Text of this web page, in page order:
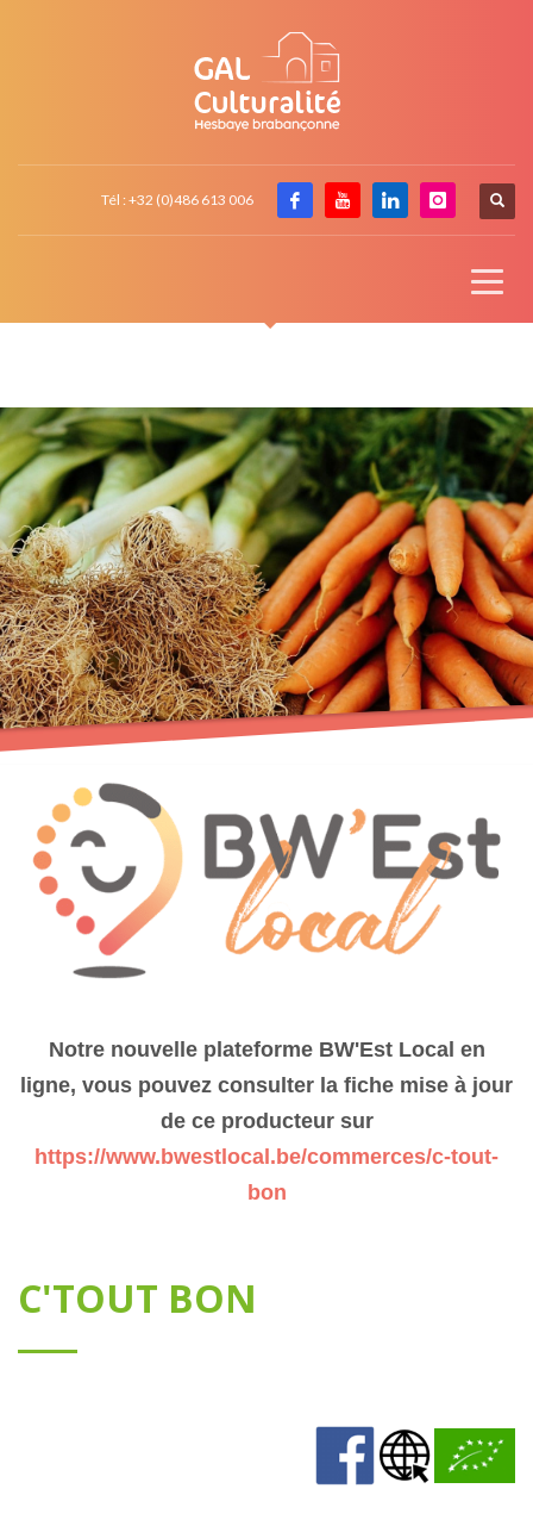
Tél : +32 (0)486 613 006
Notre nouvelle plateforme BW'Est Local en
ligne, vous pouvez consulter la fiche mise à jour
de ce producteur sur
https://www.bwestlocal.be/commerces/c-tout-
bon
C'TOUT BON